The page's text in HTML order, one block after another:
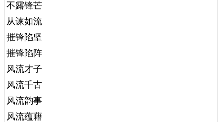
不露锋芒
从谏如流
摧锋陷坚
摧锋陷阵
风流才子
风流千古
风流韵事
风流蕴藉